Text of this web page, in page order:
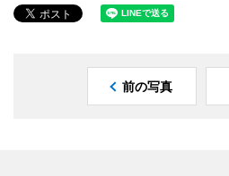
前の写真